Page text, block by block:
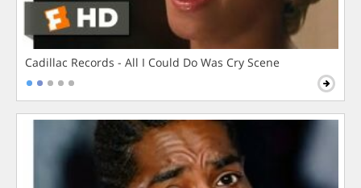
Cadillac Records - All I Could Do Was Cry Scene